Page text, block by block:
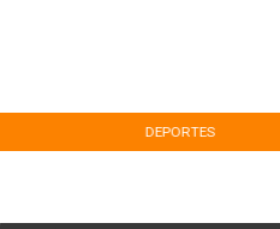
DEPORTES